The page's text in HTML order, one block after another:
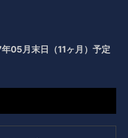
05月末日（11ヶ月）予定